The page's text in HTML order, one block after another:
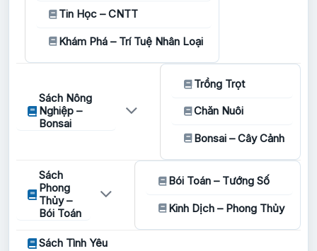
Tin Học – CNTT
Khám Phá – Trí Tuệ Nhân Loại
Sách Nông
Nghiệp –
Bonsai
Trồng Trọt
Chăn Nuôi
Bonsai – Cây Cảnh
Sách
Phong
Thủy –
Bói Toán
Bói Toán – Tướng Số
Kinh Dịch – Phong Thủy
Sách Tình Yêu